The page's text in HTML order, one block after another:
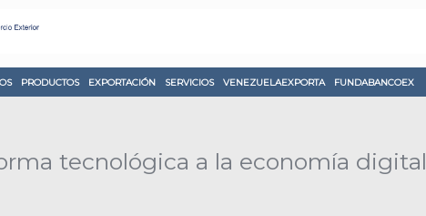
PRODUCTOS EXPORTACIÓN SERVICIOS VENEZUELAEXPORTA FUNDABANCOEX
tecnológica a la economía digital